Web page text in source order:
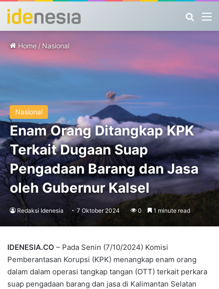
Home / Nasional
Nasional
Enam Orang Ditangkap KPK
Terkait Dugaan Suap
Pengadaan Barang dan Jasa
oleh Gubernur Kalsel
Redaksi Idenesia 7 Oktober 2024 0 1 minute read
IDENESIA.CO – Pada Senin (7/10/2024) Komisi
Pemberantasan Korupsi (KPK) menangkap enam orang
dalam dalam operasi tangkap tangan (OTT) terkait perkara
suap pengadaan barang dan jasa di Kalimantan Selatan